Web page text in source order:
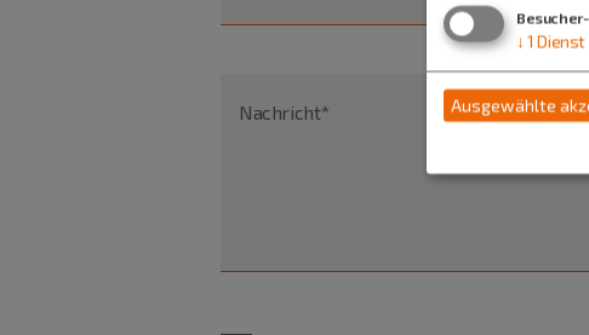
Nachricht*
↓ 1 Dienst
Ausgewählte